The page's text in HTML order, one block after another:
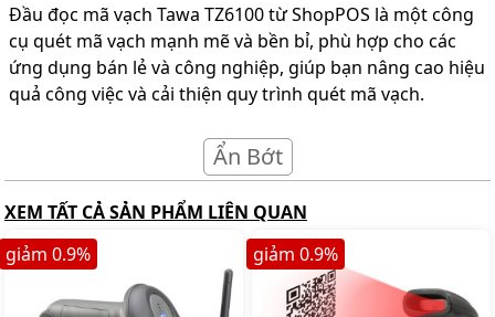
Đầu đọc mã vạch Tawa TZ6100 từ ShopPOS là một công
cụ quét mã vạch mạnh mẽ và bền bỉ, phù hợp cho các
ứng dụng bán lẻ và công nghiệp, giúp bạn nâng cao hiệu
quả công việc và cải thiện quy trình quét mã vạch.
Ẩn Bớt
XEM TẤT CẢ SẢN PHẨM LIÊN QUAN
giảm 0.9% giảm 0.9%